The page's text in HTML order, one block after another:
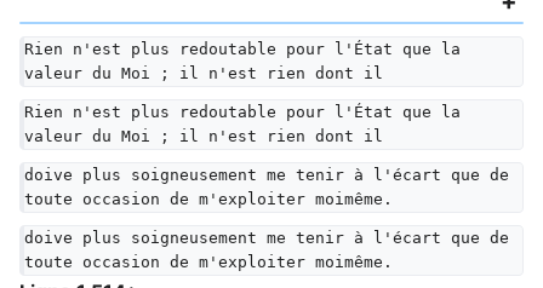
Rien n'est plus redoutable pour l'État que la
valeur du Moi ; il n'est rien dont il
Rien n'est plus redoutable pour l'État que la
valeur du Moi ; il n'est rien dont il
doive plus soigneusement me tenir à l'écart que de
toute occasion de m'exploiter moimême.
doive plus soigneusement me tenir à l'écart que de
toute occasion de m'exploiter moimême.